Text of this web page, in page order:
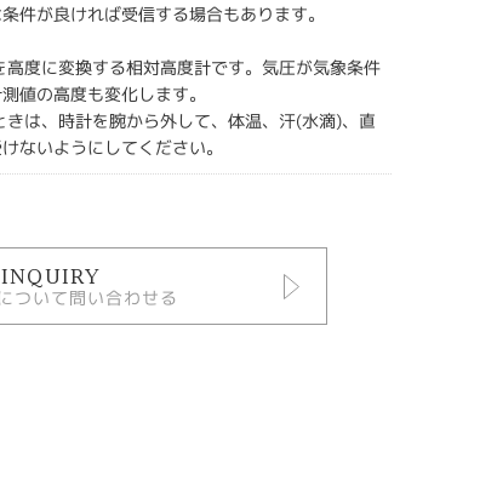
が良ければ受信する場合もあります。
度に変換する相対高度計です。気圧が気象条件
値の高度も変化します。
は、時計を腕から外して、体温、汗(水滴)、直
ないようにしてください。
INQUIRY
ついて問い合わせる